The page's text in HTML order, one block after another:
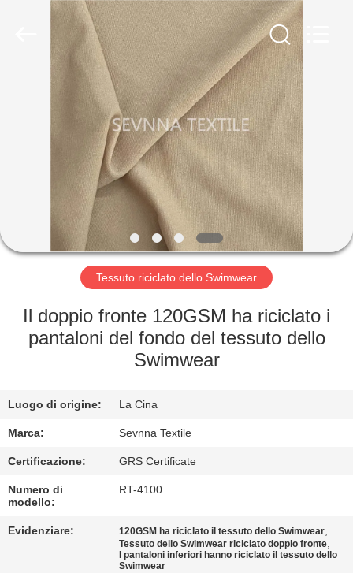
CASA
PRODOTTI
MOSTRA
CIRCA
GIRO
CONTROLLO
DI
QUALITÀ
CONTATTICI
Tessuto riciclato dello Swimwear
Il doppio fronte 120GSM ha riciclato i
pantaloni del fondo del tessuto dello
Swimwear
Luogo di origine: La Cina
Marca: Sevnna Textile
Certificazione: GRS Certificate
Numero di
modello:
RT-4100
Evidenziare: 120GSM ha riciclato il tessuto dello Swimwear,
Tessuto dello Swimwear riciclato doppio fronte,
I pantaloni inferiori hanno riciclato il tessuto dello
Swimwear